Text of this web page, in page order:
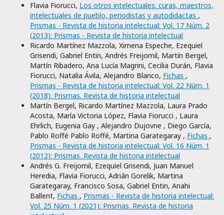
Flavia Fiorucci, Los otros intelectuales: curas, maestros,
intelectuales de pueblo, periodistas y autodidactas ,
Prismas - Revista de historia intelectual: Vol. 17 Núm. 2
(2013): Prismas - Revista de historia intelectual
Ricardo Martínez Mazzola, Ximena Espeche, Ezequiel
Grisendi, Gabriel Entin, Andrés Freijomil, Martín Bergel,
Martín Ribadero, Ana Lucía Magrini, Cecilia Durán, Flavia
Fiorucci, Natalia Ávila, Alejandro Blanco, Fichas ,
Prismas - Revista de historia intelectual: Vol. 22 Núm. 1
(2018): Prismas. Revista de historia intelectual
Martín Bergel, Ricardo Martínez Mazzola, Laura Prado
Acosta, María Victoria López, Flavia Fiorucci , Laura
Ehrlich, Eugenia Gay , Alejandro Dujovne , Diego García,
Pablo Roffé Pablo Roffé, Martina Garategaray , Fichas ,
Prismas - Revista de historia intelectual: Vol. 16 Núm. 1
(2012): Prismas. Revista de historia intelectual
Andrés G. Freijomil, Ezequiel Grisendi, Juan Manuel
Heredia, Flavia Fiorucci, Adrián Gorelik, Martina
Garategaray, Francisco Sosa, Gabriel Entin, Anahi
Ballent, Fichas , Prismas - Revista de historia intelectual:
Vol. 25 Núm. 1 (2021): Prismas. Revista de historia